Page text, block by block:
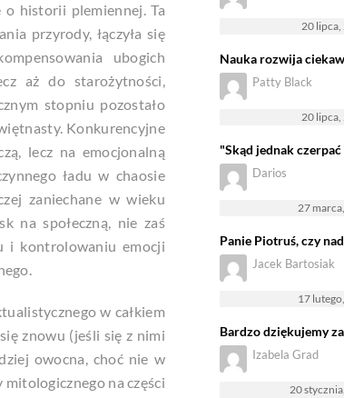
historii plemiennej. Ta
przyrody, łączyła się
ubogich
aż do starożytności,
stopniu pozostało
Konkurencyjne
lecz na emocjonalną
ładu w chaosie
zaniechane w wieku
na społeczną, nie zaś
i kontrolowaniu emocji
w całkiem
znowu (jeśli się z nimi
owocna, choć nie w
mitologicznego na części
20 lipca,
Nauka rozwija
Patty Black
20 lipca,
"Skąd jednak
Darios
27
Panie Piotruś, czy
Jacek Bartosiak
17
Bardzo dziękujemy
Izabela Grad
20